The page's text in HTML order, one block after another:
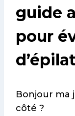
guide
pour
Bonjour ma
côté ?